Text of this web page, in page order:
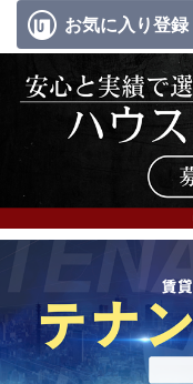
お気に入り登録